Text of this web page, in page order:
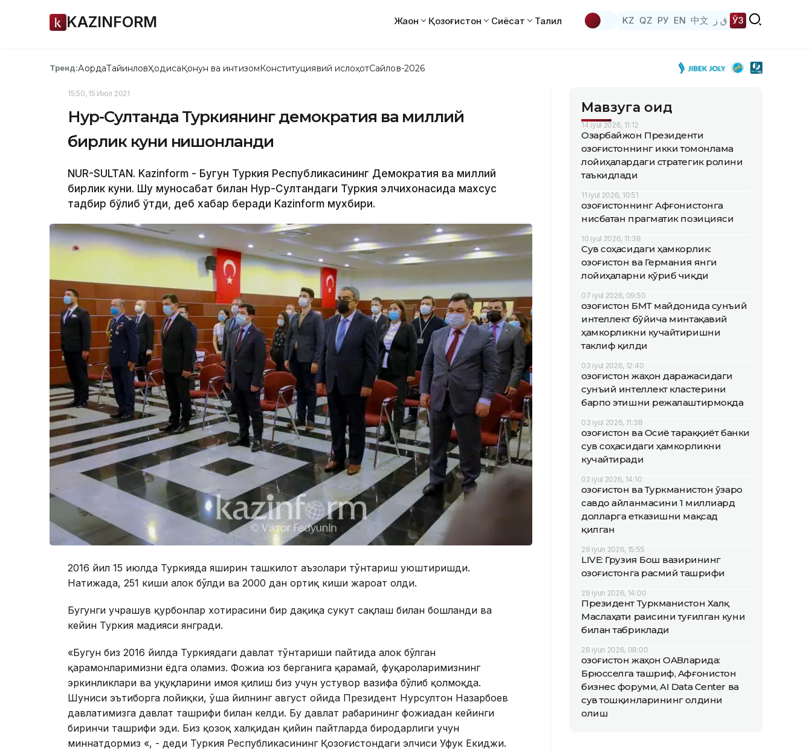
KAZINFORM Жаҳон Қозоғистон Сиёсат Таҳлил KZ QZ РУ EN 中文 ق ز ЎЗ
Тренд:АқордаТайинловҲодисаҚонун ва интизомКонституциявий ислоҳотСайлов-2026
15:50, 15 Июл 2021
Нур-Султанда Туркиянинг демократия ва миллий
бирлик куни нишонланди
NUR-SULTAN. Kazinform - Бугун Туркия Республикасининг Демократия ва миллий
бирлик куни. Шу муносабат билан Нур-Султандаги Туркия элчихонасида махсус
тадбир бўлиб ўтди, деб хабар беради Kazinform мухбири.
2016 йил 15 июлда Туркияда яширин ташкилот аъзолари тўнтариш уюштиришди.
Натижада, 251 киши ҳалок бўлди ва 2000 дан ортиқ киши жароҳат олди.
Бугунги учрашув қурбонлар хотирасини бир дақиқа сукут сақлаш билан бошланди ва
кейин Туркия мадҳияси янгради.
«Бугун биз 2016 йилда Туркиядаги давлат тўнтариши пайтида ҳалок бўлган
қаҳрамонларимизни ёдга оламиз. Фожиа юз берганига қарамай, фуқароларимизнинг
эркинликлари ва ҳуқуқларини ҳимоя қилиш биз учун устувор вазифа бўлиб қолмоқда.
Шуниси эътиборга лойиқки, ўша йилнинг август ойида Президент Нурсултон Назарбоев
давлатимизга давлат ташрифи билан келди. Бу давлат раҳбарининг фожиадан кейинги
биринчи ташрифи эди. Биз қозоқ халқидан қийин пайтларда биродарлиги учун
миннатдормиз «, - деди Туркия Республикасининг Қозоғистондаги элчиси Уфук Екиджи.
Мавзуга оид
14 iyul 2026, 11:12
Озарбайжон Президенти
Қозоғистоннинг икки томонлама
лойиҳалардаги стратегик ролини
таъкидлади
11 iyul 2026, 10:51
Қозоғистоннинг Афғонистонга
нисбатан прагматик позицияси
10 iyul 2026, 11:38
Сув соҳасидаги ҳамкорлик:
Қозоғистон ва Германия янги
лойиҳаларни кўриб чиқди
07 iyul 2026, 09:50
Қозоғистон БМТ майдонида сунъий
интеллект бўйича минтақавий
ҳамкорликни кучайтиришни
таклиф қилди
03 iyul 2026, 12:40
Қозоғистон жаҳон даражасидаги
сунъий интеллект кластерини
барпо этишни режалаштирмоқда
03 iyul 2026, 11:38
Қозоғистон ва Осиё тараққиёт банки
сув соҳасидаги ҳамкорликни
кучайтиради
02 iyul 2026, 14:10
Қозоғистон ва Туркманистон ўзаро
савдо айланмасини 1 миллиард
долларга етказишни мақсад
қилган
29 iyun 2026, 15:55
LIVE: Грузия Бош вазирининг
Қозоғистонга расмий ташрифи
29 iyun 2026, 14:00
Президент Туркманистон Халқ
Маслаҳати раисини туғилган куни
билан табриклади
28 iyun 2026, 08:00
Қозоғистон жаҳон ОАВларида:
Брюсселга ташриф, Афғонистон
бизнес форуми, AI Data Center ва
сув тошқинларининг олдини
олиш